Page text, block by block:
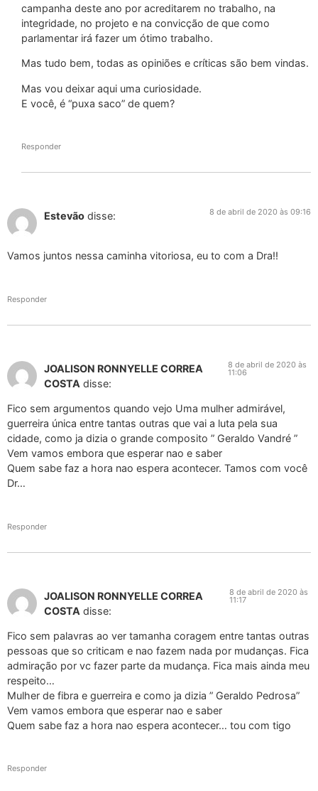
campanha deste ano por acreditarem no trabalho, na
integridade, no projeto e na convicção de que como
parlamentar irá fazer um ótimo trabalho.
Mas tudo bem, todas as opiniões e críticas são bem vindas.
Mas vou deixar aqui uma curiosidade.
E você, é “puxa saco” de quem?
Responder
Estevão disse: 8 de abril de 2020 às 09:16
Vamos juntos nessa caminha vitoriosa, eu to com a Dra!!
Responder
JOALISON RONNYELLE CORREA
COSTA disse:
8 de abril de 2020 às
11:06
Fico sem argumentos quando vejo Uma mulher admirável,
guerreira única entre tantas outras que vai a luta pela sua
cidade, como ja dizia o grande composito ” Geraldo Vandré ”
Vem vamos embora que esperar nao e saber
Quem sabe faz a hora nao espera acontecer. Tamos com você
Dr…
Responder
JOALISON RONNYELLE CORREA
COSTA disse:
8 de abril de 2020 às
11:17
Fico sem palavras ao ver tamanha coragem entre tantas outras
pessoas que so criticam e nao fazem nada por mudanças. Fica
admiração por vc fazer parte da mudança. Fica mais ainda meu
respeito…
Mulher de fibra e guerreira e como ja dizia ” Geraldo Pedrosa”
Vem vamos embora que esperar nao e saber
Quem sabe faz a hora nao espera acontecer… tou com tigo
Responder